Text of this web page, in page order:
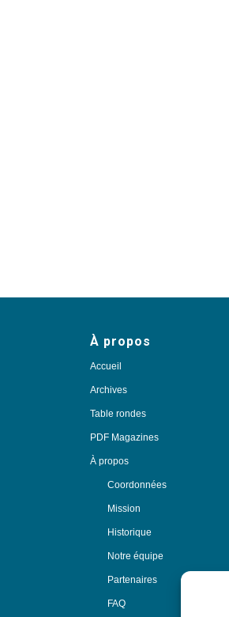
À propos
Accueil
Archives
Table rondes
PDF Magazines
À propos
Coordonnées
Mission
Historique
Notre équipe
Partenaires
FAQ